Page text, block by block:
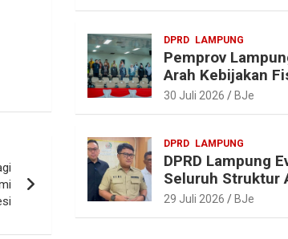
Rekomendasi
DPRD LAMPUNG
Pemprov
Arah Kebijakan
2027 yang
Berkelanjutan
30 Juli 2026 BJe
DPRD LAMPUNG
DPRD Lampung
Seluruh Struktur
2027
29 Juli 2026 BJe